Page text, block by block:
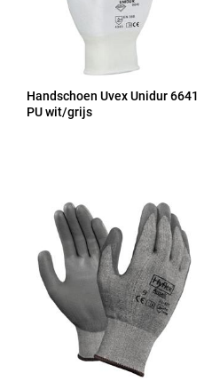
Handschoen Uvex Unidur 6641
PU wit/grijs